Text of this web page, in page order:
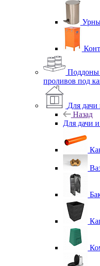
Поддоны
проливов под
Для дачи
Назад
Для дачи и